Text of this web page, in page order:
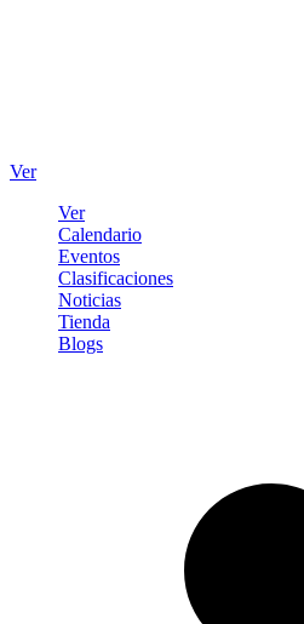
Ver
Ver
Calendario
Eventos
Clasificaciones
Noticias
Tienda
Blogs